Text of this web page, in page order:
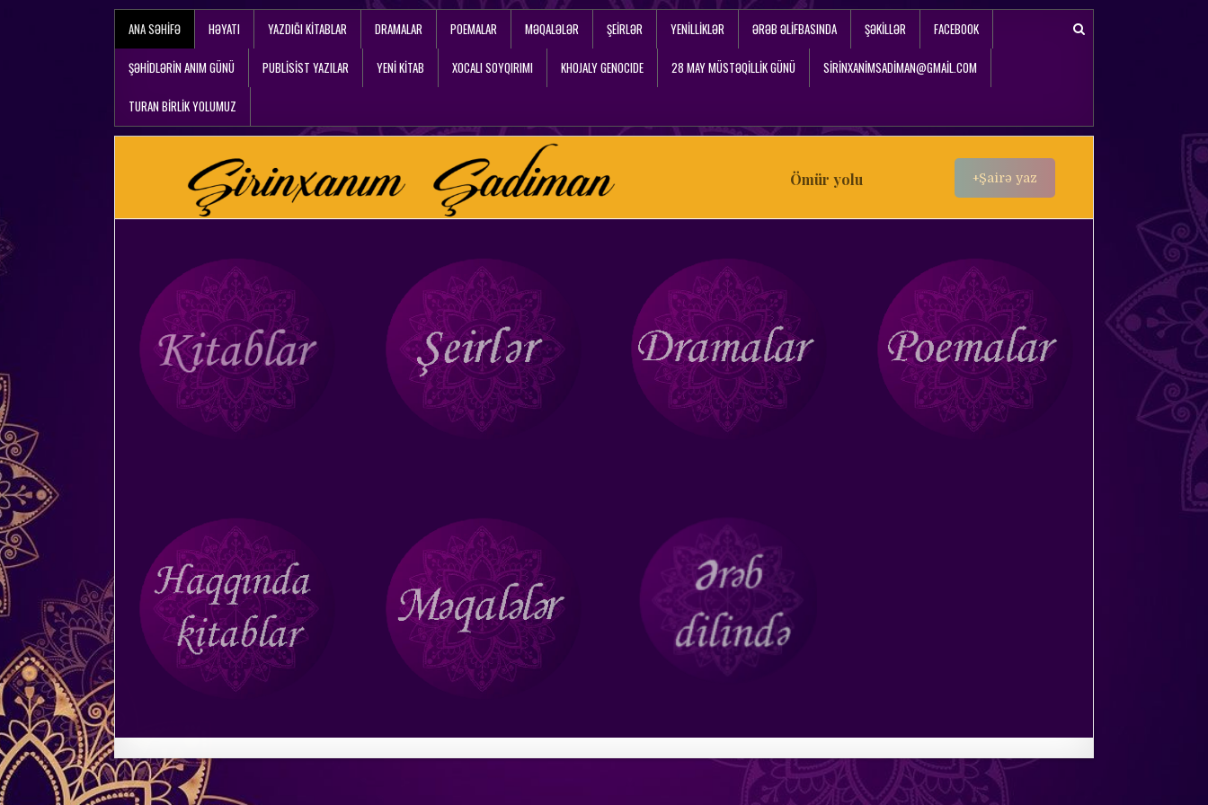
ANA SƏHIFƏ HƏYATI YAZDIĞI KITABLAR DRAMALAR POEMALAR MƏQALƏLƏR ŞEIRLƏR YENILLIKLƏR ƏRƏB ƏLIFBASINDA ŞƏKILLƏR FACEBOOK
ŞƏHİDLƏRİN ANIM GÜNÜ PUBLISIST YAZILAR YENİ KİTAB XOCALI SOYQIRIMI KHOJALY GENOCIDE 28 MAY MÜSTƏQİLLİK GÜNÜ SIRINXANIMSADIMAN@GMAIL.COM
TURAN BİRLİK YOLUMUZ
Ömür yolu +Şairə yaz